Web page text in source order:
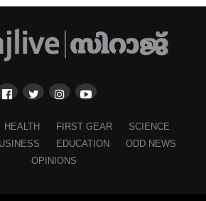
HEALTH FIRST GEAR
SCIENCE
EDUCATION
ODD NEWS
OPINIONS